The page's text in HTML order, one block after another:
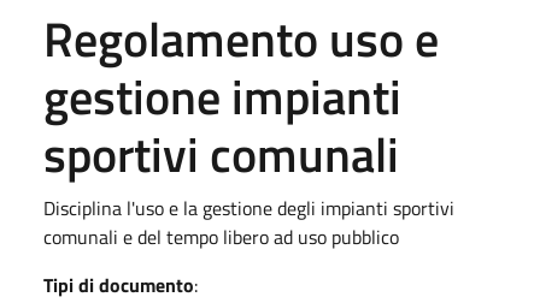
Regolamento uso e
gestione impianti
sportivi comunali
Disciplina l'uso e la gestione degli impianti sportivi
comunali e del tempo libero ad uso pubblico
Tipi di documento: